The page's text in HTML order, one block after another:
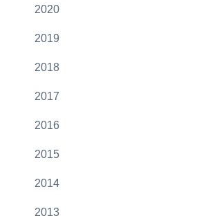
2020
2019
2018
2017
2016
2015
2014
2013